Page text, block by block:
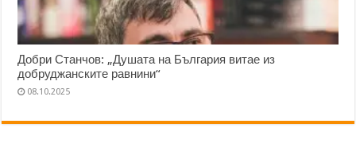
Добри Станчов: „Душата на България витае из
добруджанските равнини“
08.10.2025